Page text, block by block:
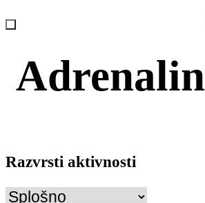
Adrenalin
Razvrsti aktivnosti